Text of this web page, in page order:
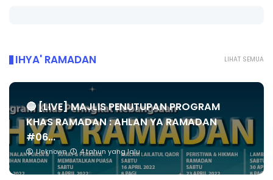
LIHAT SEMUA
IHYA' RAMADAN
🔴 [LIVE] MAJLIS PENUTUPAN PROGRAM
KHAS RAMADAN : AHLAN YA RAMADAN
#06...
Unknown 4 tahun yang lalu